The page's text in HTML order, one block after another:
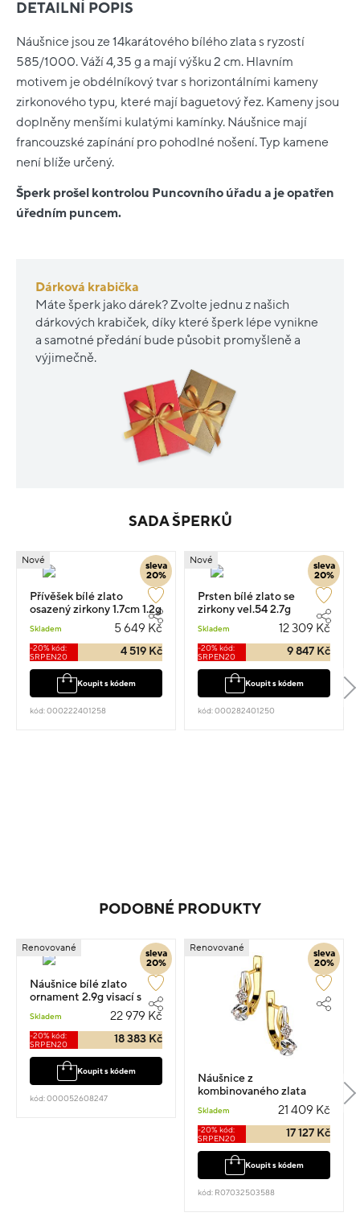
DETAILNÍ POPIS
Náušnice jsou ze 14karátového bílého zlata s ryzostí
585/1000. Váží 4,35 g a mají výšku 2 cm. Hlavním
motivem je obdélníkový tvar s horizontálními kameny
zirkonového typu, které mají baguetový řez. Kameny jsou
doplněny menšími kulatými kamínky. Náušnice mají
francouzské zapínání pro pohodlné nošení. Typ kamene
není blíže určený.
Šperk prošel kontrolou Puncovního úřadu a je opatřen
úředním puncem.
Dárková krabička
Máte šperk jako dárek? Zvolte jednu z našich
dárkových krabiček, díky které šperk lépe vynikne
a samotné předání bude působit promyšleně a
výjimečně.
SADA ŠPERKŮ
sleva
20%
Nové
Přívěšek bílé zlato
osazený zirkony 1.7cm 1.2g
Skladem 5 649 Kč
-20% kód:
SRPEN20
4 519 Kč
Koupit s kódem
kód: 000222401258
sleva
20%
Nové
Prsten bílé zlato se
zirkony vel.54 2.7g
Skladem 12 309 Kč
-20% kód:
SRPEN20
9 847 Kč
Koupit s kódem
kód: 000282401250
PODOBNÉ PRODUKTY
sleva
20%
Renovované
Náušnice bílé zlato
ornament 2.9g visací s
diamantem 0.360ct
Skladem 22 979 Kč
-20% kód:
SRPEN20
18 383 Kč
Koupit s kódem
kód: 000052608247
sleva
20%
Renovované
Náušnice z
kombinovaného zlata
visací 1.5cm 4.14g s
diamantem 0.160ct
Skladem 21 409 Kč
-20% kód:
SRPEN20
17 127 Kč
Koupit s kódem
kód: R07032503588